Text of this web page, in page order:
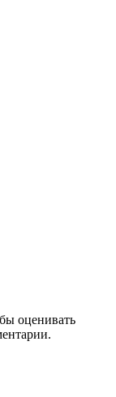
оценивать